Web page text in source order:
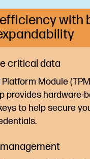
with
critical data
Module
provides hardware-
to help secure